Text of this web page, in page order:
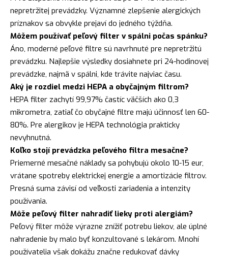
nepretržitej prevádzky. Významné zlepšenie alergických
príznakov sa obvykle prejaví do jedného týždňa.
Môžem používať peľový filter v spálni počas spánku?
Áno, moderné peľové filtre sú navrhnuté pre nepretržitú
prevádzku. Najlepšie výsledky dosiahnete pri 24-hodinovej
prevádzke, najmä v spálni, kde trávite najviac času.
Aký je rozdiel medzi HEPA a obyčajným filtrom?
HEPA filter zachytí 99,97% častíc väčších ako 0,3
mikrometra, zatiaľ čo obyčajné filtre majú účinnosť len 60-
80%. Pre alergikov je HEPA technológia prakticky
nevyhnutná.
Koľko stojí prevádzka peľového filtra mesačne?
Priemerné mesačné náklady sa pohybujú okolo 10-15 eur,
vrátane spotreby elektrickej energie a amortizácie filtrov.
Presná suma závisí od veľkosti zariadenia a intenzity
používania.
Môže peľový filter nahradiť lieky proti alergiám?
Peľový filter môže výrazne znížiť potrebu liekov, ale úplné
nahradenie by malo byť konzultované s lekárom. Mnohí
používatelia však dokážu značne redukovať dávky